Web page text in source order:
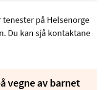
på Helsenorge
Du kan sjå kontaktane
vegne av barnet